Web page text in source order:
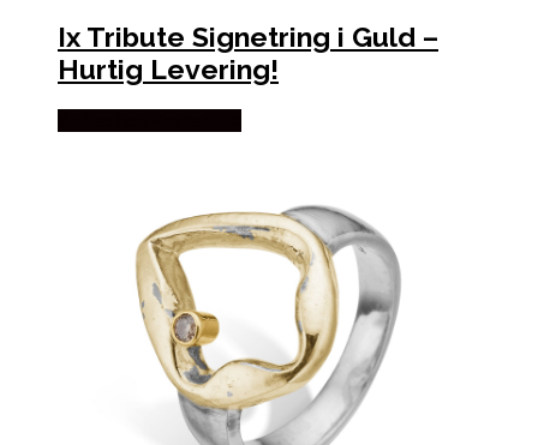
Ix Tribute Signetring i Guld –
Hurtig Levering!